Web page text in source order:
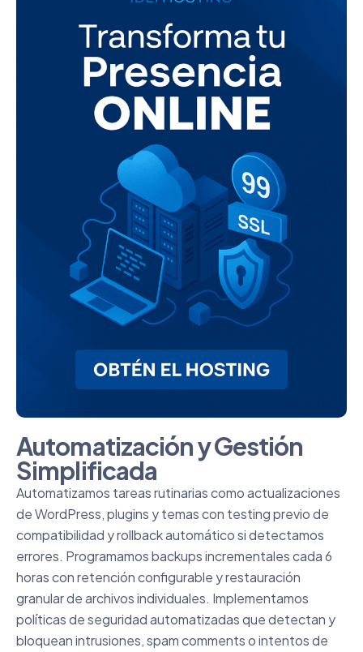
Automatización y Gestión
Simplificada
Automatizamos tareas rutinarias como actualizaciones
de WordPress, plugins y temas con testing previo de
compatibilidad y rollback automático si detectamos
errores. Programamos backups incrementales cada 6
horas con retención configurable y restauración
granular de archivos individuales. Implementamos
políticas de seguridad automatizadas que detectan y
bloquean intrusiones, spam comments o intentos de